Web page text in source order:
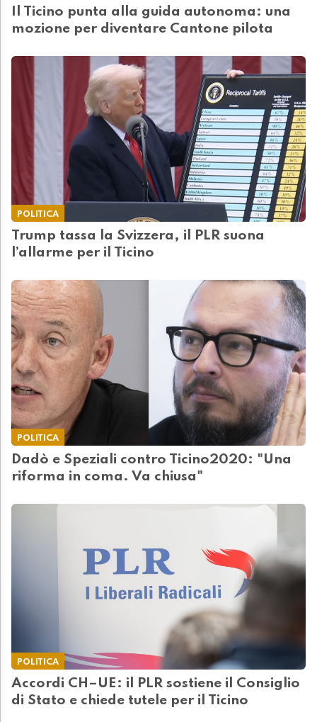
Il Ticino punta alla guida autonoma: una
mozione per diventare Cantone pilota
POLITICA
Trump tassa la Svizzera, il PLR suona
l’allarme per il Ticino
POLITICA
Dadò e Speziali contro Ticino2020: "Una
riforma in coma. Va chiusa"
POLITICA
Accordi CH–UE: il PLR sostiene il Consiglio
di Stato e chiede tutele per il Ticino